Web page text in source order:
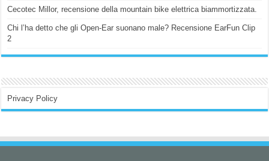
Cecotec Millor, recensione della mountain bike elettrica biammortizzata.
Chi l’ha detto che gli Open-Ear suonano male? Recensione EarFun Clip
2
Privacy Policy